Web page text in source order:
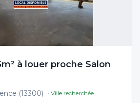
à louer proche Salon
(13300) • Ville recherchée